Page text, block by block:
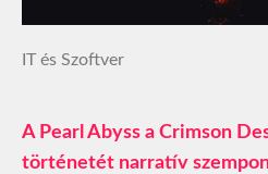
IT és Szoftver
A Pearl Abyss a Crimson
történetét narratív